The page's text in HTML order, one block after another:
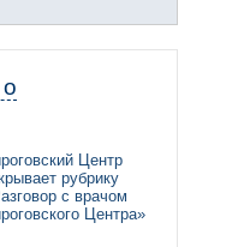
Центр
рубрику
с врачом
Центра»